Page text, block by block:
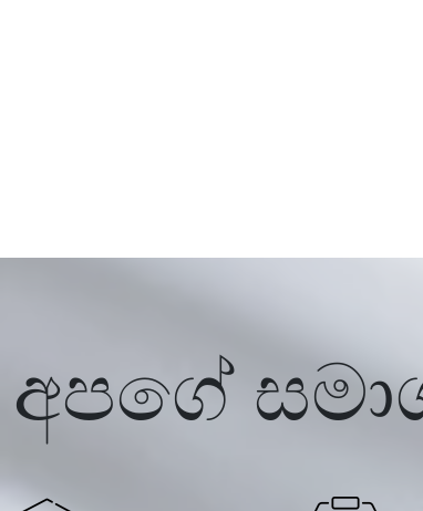
අපගේ